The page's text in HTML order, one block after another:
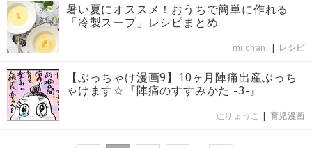
暑い夏にオススメ！おうちで簡単に作れる
「冷製スープ」レシピまとめ
miichan! | レシピ
【ぶっちゃけ漫画9】10ヶ月陣痛出産ぶっち
ゃけます☆『陣痛のすすみかた -3-』
辻りょうこ | 育児漫画